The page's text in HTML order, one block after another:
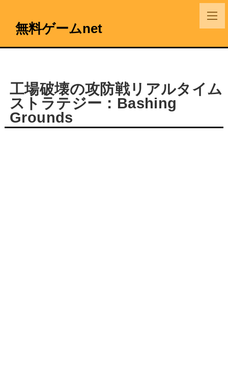
無料ゲームnet
工場破壊の攻防戦リアルタイム
ストラテジー：Bashing
Grounds